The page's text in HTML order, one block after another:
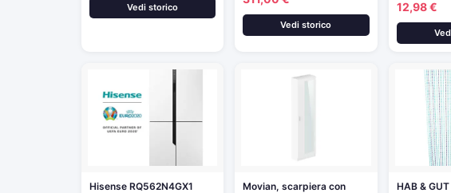
Vedi storico
Vedi storico
12,98 €
Hisense RQ562N4GX1 Movian, scarpiera con HAB &